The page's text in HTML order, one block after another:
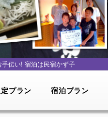
伝い! 宿泊は民宿かず子
プラン 宿泊プラン